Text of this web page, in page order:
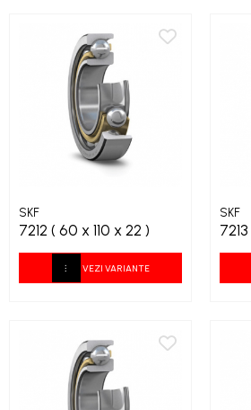
SKF
7212 ( 60 x 110 x 22 )
VEZI VARIANTE
SKF